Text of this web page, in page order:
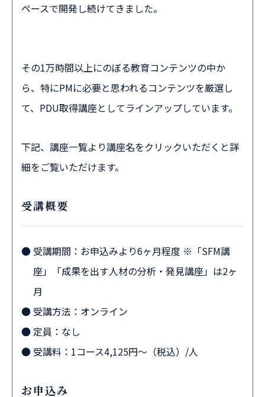
ペースで開発し続けてきました。
その1万時間以上にのぼる教育コンテンツの中か
ら、特にPMに必要と思われるコンテンツを厳選し
て、PDU取得講座としてラインアップしています。
下記、講座一覧より講座名をクリックいただくと詳
細をご覧いただけます。
受講概要
受講期間：お申込みより6ヶ月程度 ※「SFM講
座」「成果を出す人材の分析・発見講座」は2ヶ
月
受講方法：オンライン
定員：なし
受講料：1コース4,125円～（税込）/人
お申込み